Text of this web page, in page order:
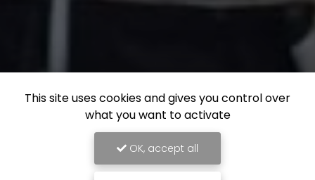
This site uses cookies and gives you control over
what you want to activate
OK, accept all